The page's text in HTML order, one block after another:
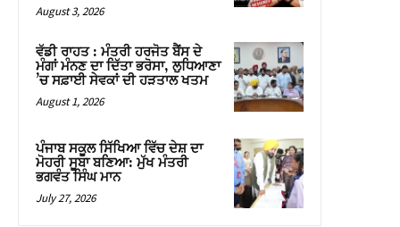
August 3, 2026
ਵੱਡੀ ਰਾਹਤ : ਮੰਤਰੀ ਹਰਜੋਤ ਬੈਂਸ ਦੇ
ਮੰਗਾਂ ਮੰਨਣ ਦਾ ਦਿੱਤਾ ਭਰੋਸਾ, ਲੁਧਿਆਣਾ
’ਚ ਸਫ਼ਾਈ ਸੇਵਕਾਂ ਦੀ ਹੜਤਾਲ ਖਤਮ
August 1, 2026
ਪੰਜਾਬ ਸਕੂਲ ਸਿੱਖਿਆ ਵਿੱਚ ਦੇਸ਼ ਦਾ
ਮੋਹਰੀ ਸੂਬਾ ਬਣਿਆ: ਮੁੱਖ ਮੰਤਰੀ
ਭਗਵੰਤ ਸਿੰਘ ਮਾਨ
July 27, 2026